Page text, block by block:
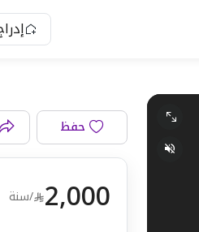
غرفة طعام
حفظ
2,000 /سنة